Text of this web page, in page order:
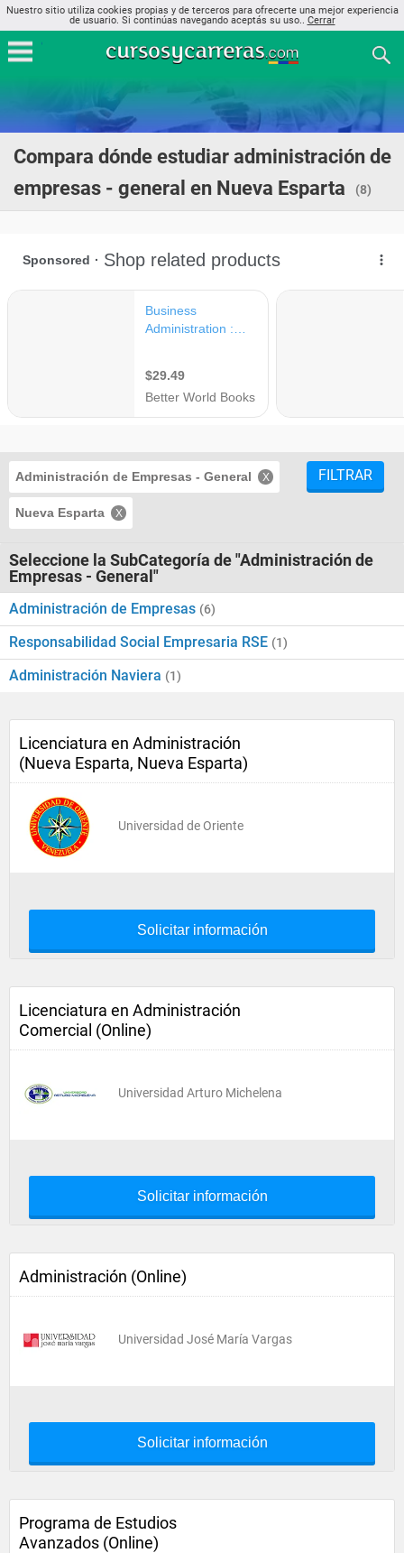
Nuestro sitio utiliza cookies propias y de terceros para ofrecerte una mejor experiencia
de usuario. Si continúas navegando aceptás su uso.. Cerrar
Compara dónde estudiar administración de
empresas - general en Nueva Esparta
(8)
Administración de Empresas - General
Nueva Esparta
FILTRAR
Seleccione la SubCategoría de "Administración de
Empresas - General"
Administración de Empresas (6)
Responsabilidad Social Empresaria RSE (1)
Administración Naviera (1)
Licenciatura en Administración
(Nueva Esparta, Nueva Esparta)
Universidad de Oriente
Solicitar información
Licenciatura en Administración
Comercial (Online)
Universidad Arturo Michelena
Solicitar información
Administración (Online)
Universidad José María Vargas
Solicitar información
Programa de Estudios
Avanzados (Online)